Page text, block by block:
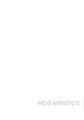
MEIO AMBIENTE